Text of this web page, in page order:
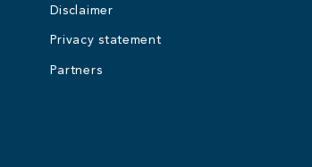
Disclaimer
Privacy statement
Partners